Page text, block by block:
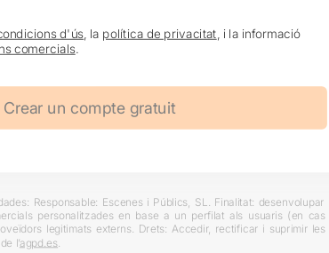
d'ús , la política de privacitat , i la informació
comercials.
Responsable: Escenes i Públics, SL. Finalitat:
personalitzades en base a un perfilat als usuaris (en
legitimats externs. Drets: Accedir, rectificar i suprimir
l’agpd.es